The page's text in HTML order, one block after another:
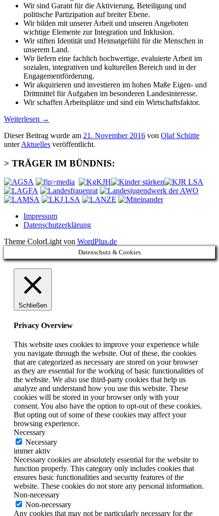
Wir sind Garant für die Aktivierung, Beteiligung und
politische Partizipation auf breiter Ebene.
Wir bilden mit unserer Arbeit und unseren Angeboten
wichtige Elemente zur Integration und Inklusion.
Wir stiften Identität und Heimatgefühl für die Menschen in
unserem Land.
Wir liefern eine fachlich hochwertige, evaluierte Arbeit im
sozialen, integrativen und kulturellen Bereich und in der
Engagementförderung.
Wir akquirieren und investieren im hohen Maße Eigen- und
Drittmittel für Aufgaben im besonderen Landesinteresse.
Wir schaffen Arbeitsplätze und sind ein Wirtschaftsfaktor.
Weiterlesen →
Dieser Beitrag wurde am 21. November 2016 von Olaf Schütte
unterAktuelles veröffentlicht.
> TRÄGER IM BÜNDNIS:
Impressum
Datenschutzerklärung
Theme ColorLight von WordPlus.de
Datenschutz & Cookies
Schließen
Privacy Overview
This website uses cookies to improve your experience while
you navigate through the website. Out of these, the cookies
that are categorized as necessary are stored on your browser
as they are essential for the working of basic functionalities of
the website. We also use third-party cookies that help us
analyze and understand how you use this website. These
cookies will be stored in your browser only with your
consent. You also have the option to opt-out of these cookies.
But opting out of some of these cookies may affect your
browsing experience.
Necessary
Necessary
immer aktiv
Necessary cookies are absolutely essential for the website to
function properly. This category only includes cookies that
ensures basic functionalities and security features of the
website. These cookies do not store any personal information.
Non-necessary
Non-necessary
Any cookies that may not be particularly necessary for the